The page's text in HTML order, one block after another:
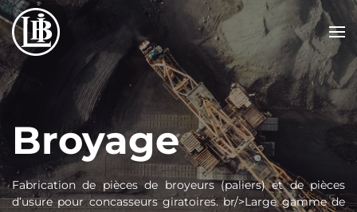
Passer au contenu principal
Broyage
Fabrication de pièces de broyeurs (paliers) et de pièces
d’usure pour concasseurs giratoires. br/>Large gamme de